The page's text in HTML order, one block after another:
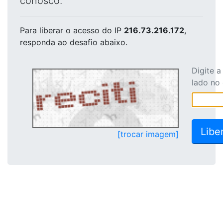
Para liberar o acesso do IP 216.73.216.172,
responda ao desafio abaixo.
[trocar imagem]
Digite
lado no